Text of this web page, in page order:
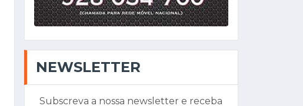
NEWSLETTER
Subscreva a nossa newsletter e receba